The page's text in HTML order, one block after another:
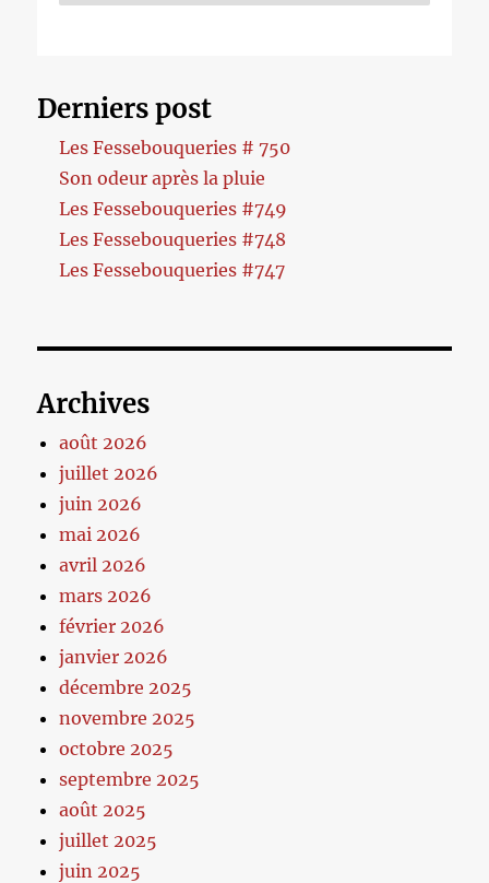
Derniers post
Les Fessebouqueries # 750
Son odeur après la pluie
Les Fessebouqueries #749
Les Fessebouqueries #748
Les Fessebouqueries #747
Archives
août 2026
juillet 2026
juin 2026
mai 2026
avril 2026
mars 2026
février 2026
janvier 2026
décembre 2025
novembre 2025
octobre 2025
septembre 2025
août 2025
juillet 2025
juin 2025